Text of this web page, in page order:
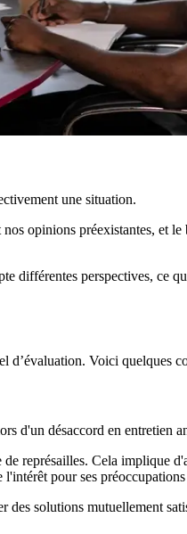
une situation.
opinions préexistantes, et
différentes perspectives, ce
d’évaluation. Voici quelques
d'un désaccord en entretien
représailles. Cela implique
pour ses
des solutions mutuellement